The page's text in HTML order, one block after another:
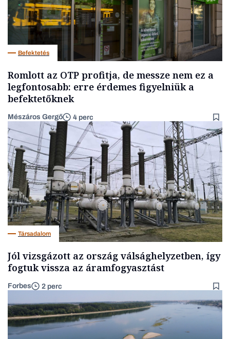
Befektetés
Romlott az OTP profitja, de messze nem ez a
legfontosabb: erre érdemes figyelniük a
befektetőknek
Mészáros Gergő 4 perc
Társadalom
Jól vizsgázott az ország válsághelyzetben, így
fogtuk vissza az áramfogyasztást
Forbes 2 perc